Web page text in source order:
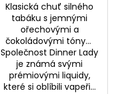
Klasická chuť silného
tabáku s jemnými
ořechovými a
čokoládovými tóny...
Společnost Dinner Lady
je známá svými
prémiovými liquidy,
které si oblíbili vapeři...